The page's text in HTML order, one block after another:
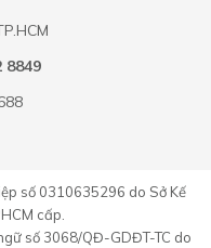
8849
số 0310635296 do Sở Kế
cấp.
số 3068/QĐ-GDĐT-TC do